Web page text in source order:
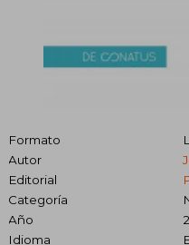
Formato
Autor
Editorial
Categoría
Año
Idioma